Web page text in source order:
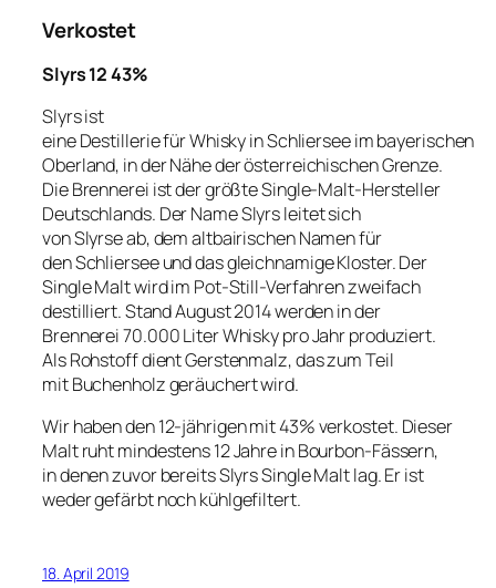
Verkostet
Slyrs 12 43%
Slyrs ist
eine Destillerie für Whisky in Schliersee im bayerischen
Oberland, in der Nähe der österreichischen Grenze.
Die Brennerei ist der größte Single-Malt-Hersteller
Deutschlands. Der Name Slyrs leitet sich
von Slyrse ab, dem altbairischen Namen für
den Schliersee und das gleichnamige Kloster. Der
Single Malt wird im Pot-Still-Verfahren zweifach
destilliert. Stand August 2014 werden in der
Brennerei 70.000 Liter Whisky pro Jahr produziert.
Als Rohstoff dient Gerstenmalz, das zum Teil
mit Buchenholz geräuchert wird.
Wir haben den 12-jährigen mit 43% verkostet. Dieser
Malt ruht mindestens 12 Jahre in Bourbon-Fässern,
in denen zuvor bereits Slyrs Single Malt lag. Er ist
weder gefärbt noch kühlgefiltert.
18. April 2019